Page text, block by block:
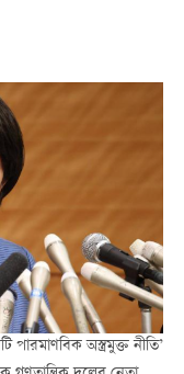
পারমাণবিক অস্ত্রমুক্ত নীতি’